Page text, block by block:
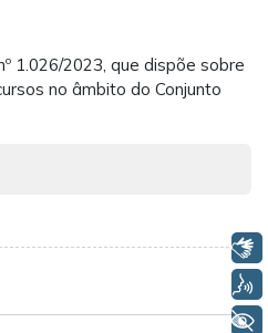
1.026/2023, que dispõe sobre
no âmbito do Conjunto
Libras
+ Acessibilidade